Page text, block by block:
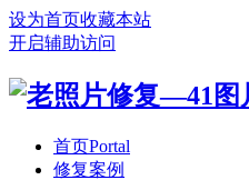
设为首页收藏本站
开启辅助访问
首页Portal
修复案例